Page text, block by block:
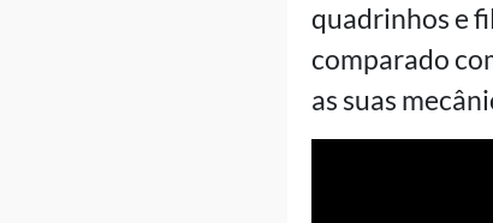
quadrinhos e
comparado
as suas